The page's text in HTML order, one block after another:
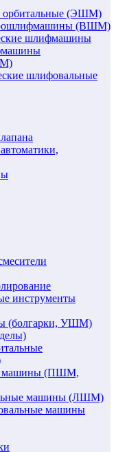
(ЭШМ)
(ВШМ)
шлифмашины
шлифовальные
инструменты
(болгарки, УШМ)
машины (ПШМ,
машины (ЛШМ)
машины